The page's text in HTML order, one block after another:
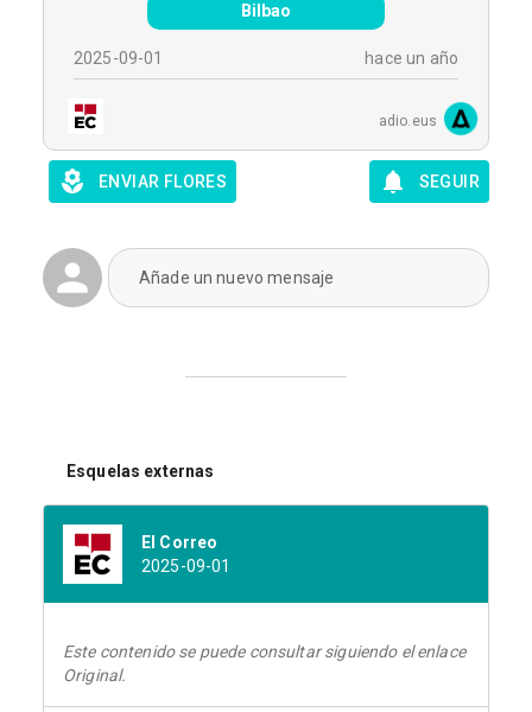
Bilbao
2025-09-01 hace un año
adio.eus
ENVIAR FLORES SEGUIR
Añade un nuevo mensaje
Esquelas externas
El Correo
2025-09-01
Este contenido se puede consultar siguiendo el enlace
Original.